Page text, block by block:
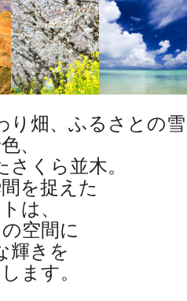
り畑、ふるさとの雪
、
くら並木。
を捉えた
は、
空間に
輝きを
ます。